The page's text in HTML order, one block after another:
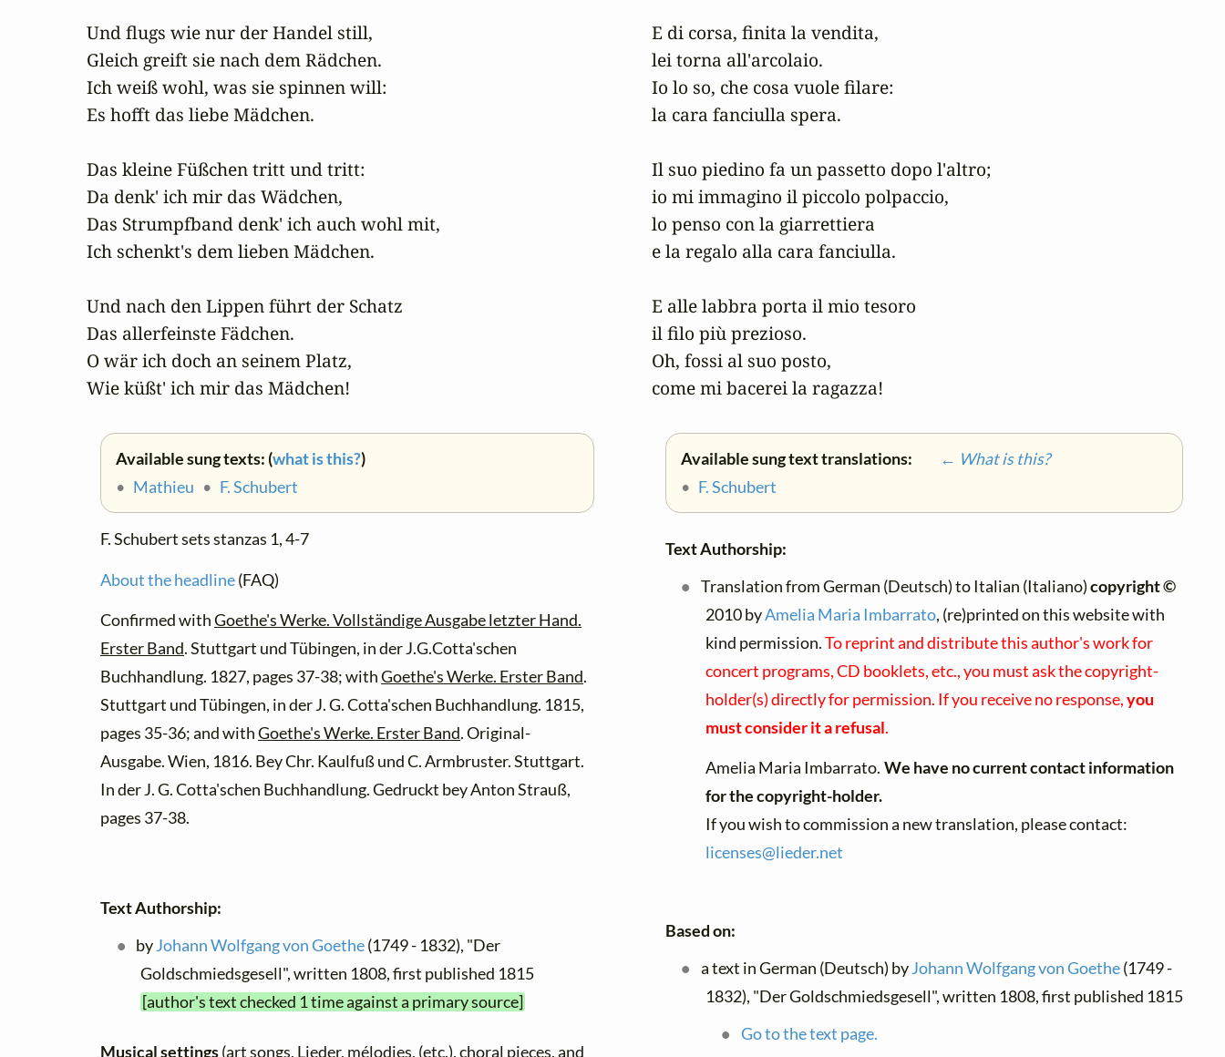
Und flugs wie nur der Handel still,
Gleich greift sie nach dem Rädchen.
Ich weiß wohl, was sie spinnen will:
Es hofft das liebe Mädchen.
Das kleine Füßchen tritt und tritt:
Da denk' ich mir das Wädchen,
Das Strumpfband denk' ich auch wohl mit,
Ich schenkt's dem lieben Mädchen.
Und nach den Lippen führt der Schatz
Das allerfeinste Fädchen.
O wär ich doch an seinem Platz,
Wie küßt' ich mir das Mädchen!
Available sung texts: (what is this?)
• Mathieu • F. Schubert
F. Schubert sets stanzas 1, 4-7
About the headline(FAQ)
Confirmed withGoethe's Werke. Vollständige Ausgabe letzter Hand.
Erster Band. Stuttgart und Tübingen, in der J.G.Cotta'schen
Buchhandlung. 1827, pages 37-38; withGoethe's Werke. Erster Band.
Stuttgart und Tübingen, in der J. G. Cotta'schen Buchhandlung. 1815,
pages 35-36; and withGoethe's Werke. Erster Band. Original-
Ausgabe. Wien, 1816. Bey Chr. Kaulfuß und C. Armbruster. Stuttgart.
In der J. G. Cotta'schen Buchhandlung. Gedruckt bey Anton Strauß,
pages 37-38.
Text Authorship:
byJohann Wolfgang von Goethe(1749 - 1832), "Der
Goldschmiedsgesell", written 1808, first published 1815
[author's text checked 1 time against a primary source]
Musical settings(art songs, Lieder, mélodies, (etc.), choral pieces, and
E di corsa, finita la vendita,
lei torna all'arcolaio.
Io lo so, che cosa vuole filare:
la cara fanciulla spera.
Il suo piedino fa un passetto dopo l'altro;
io mi immagino il piccolo polpaccio,
lo penso con la giarrettiera
e la regalo alla cara fanciulla.
E alle labbra porta il mio tesoro
il filo più prezioso.
Oh, fossi al suo posto,
come mi bacerei la ragazza!
Available sung text translations:
← What is this?
• F. Schubert
Text Authorship:
Translation from German (Deutsch) to Italian (Italiano)copyright ©
2010 byAmelia Maria Imbarrato, (re)printed on this website with
kind permission.To reprint and distribute this author's work for
concert programs, CD booklets, etc., you must ask the copyright-
holder(s) directly for permission. If you receive no response,you
must consider it a refusal.
Amelia Maria Imbarrato. We have no current contact information
for the copyright-holder.
If you wish to commission a new translation, please contact:
licenses@lieder.net
Based on:
a text in German (Deutsch) byJohann Wolfgang von Goethe(1749 -
1832), "Der Goldschmiedsgesell", written 1808, first published 1815
Go to the text page.